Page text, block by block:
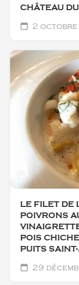
CHÂTEAU
2 octobre
LE FILET DE
POIVRONS
POIS
PUITS
29